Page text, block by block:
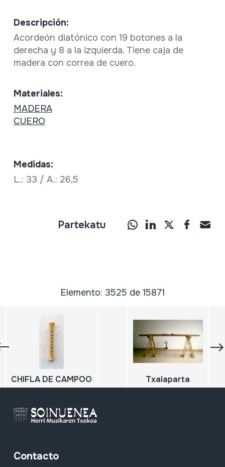
Descripción:
Acordeón diatónico con 19 botones a la
derecha y 8 a la izquierda. Tiene caja de
madera con correa de cuero.
Materiales:
MADERA
CUERO
Medidas:
L.: 33 / A.: 26,5
Partekatu
Elemento: 3525 de 15871
CHIFLA DE CAMPOO Txalaparta
Contacto